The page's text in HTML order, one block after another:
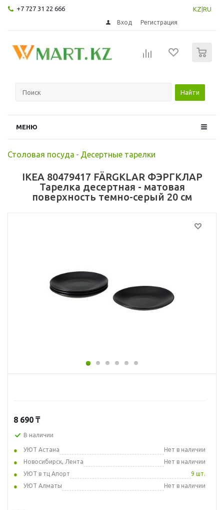
+7 727 31 22 666 KZ RU
Вход Регистрация
Найти
МЕНЮ
Столовая посуда - Десертные тарелки
IKEA 80479417 FÄRGKLAR ФЭРГКЛАР
Тарелка десертная - матовая
поверхность темно-серый 20 см
8 690 ₸
В наличии
УЮТ Астана
Нет в наличии
Новосибирск, Лента
Нет в наличии
УЮТ в тц Апорт
9 шт.
УЮТ Алматы
Нет в наличии